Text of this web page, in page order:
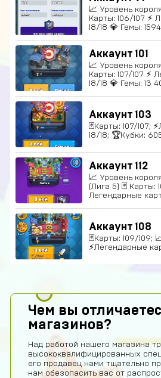
📈 Уровень
Карты: 106/107 ⚡
18/18 💎 Гемы: 1594
Аккаунт 101
📈 Уровень
Карты: 107/107 ⚡
18/18 💎 Гемы: 13
Аккаунт 103
🃏Карты: 107/107;
18/18; 🏆Кубки:
Аккаунт 112
📈 Уровень
(Лига 5) 🃏 Карты:
Легендарные
Аккаунт 108
🃏Карты: 109/109;
⚡Легендарные
Чем вы
магазинов?
Над работой нашего магазина
высококвалифицированных
его продавец нами тщательно
нам обезопасить вас от